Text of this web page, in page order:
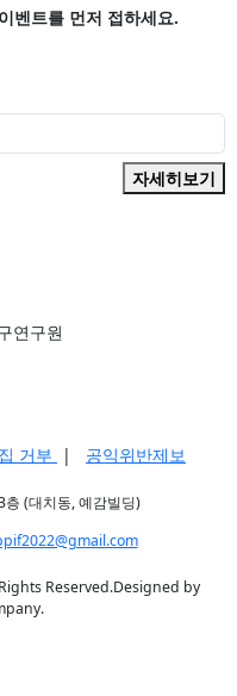
벤트를 먼저 접하세요.
자세히보기
거부 | 공익위반제보
(대치동, 예감빌딩)
Reserved.Designed by